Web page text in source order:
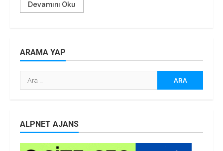
Devamını Oku
ARAMA YAP
Arama:
ALPNET AJANS